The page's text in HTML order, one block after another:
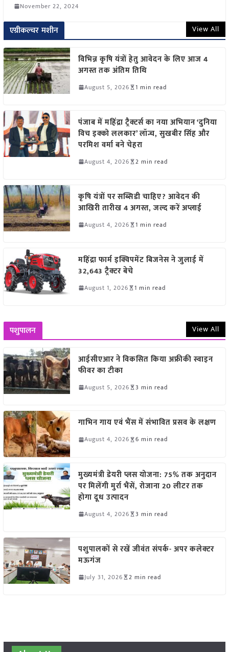
November 22, 2024
एग्रीकल्चर मशीन View All
विभिन्न कृषि यंत्रों हेतु आवेदन के लिए आज 4
अगस्त तक अंतिम तिथि
August 5, 2026 1 min read
पंजाब में महिंद्रा ट्रैक्टर्स का नया अभियान ‘दुनिया
विच इक्को ललकार’ लॉन्च, सुखबीर सिंह और
परमिश वर्मा बने चेहरा
August 4, 2026 2 min read
कृषि यंत्रों पर सब्सिडी चाहिए? आवेदन की
आखिरी तारीख 4 अगस्त, जल्द करें अप्लाई
August 4, 2026 1 min read
महिंद्रा फार्म इक्विपमेंट बिजनेस ने जुलाई में
32,643 ट्रैक्टर बेचे
August 1, 2026 1 min read
पशुपालन View All
आईसीएआर ने विकसित किया अफ्रीकी स्वाइन
फीवर का टीका
August 5, 2026 3 min read
गाभिन गाय एवं भैंस में संभावित प्रसव के लक्षण
August 4, 2026 6 min read
मुख्यमंत्री डेयरी प्लस योजना: 75% तक अनुदान
पर मिलेंगी मुर्रा भैंसें, रोजाना 20 लीटर तक
होगा दूध उत्पादन
August 4, 2026 3 min read
पशुपालकों से रखें जीवंत संपर्क- अपर कलेक्टर
मऊगंज
July 31, 2026 2 min read